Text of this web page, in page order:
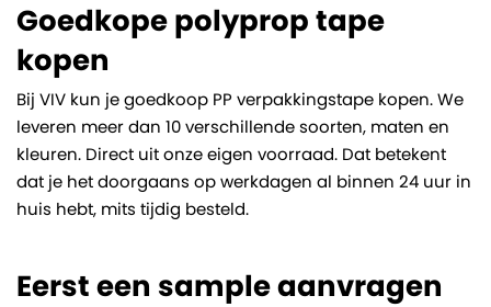
Goedkope polyprop tape
kopen
Bij VIV kun je goedkoop PP verpakkingstape kopen. We
leveren meer dan 10 verschillende soorten, maten en
kleuren. Direct uit onze eigen voorraad. Dat betekent
dat je het doorgaans op werkdagen al binnen 24 uur in
huis hebt, mits tijdig besteld.
Eerst een sample aanvragen